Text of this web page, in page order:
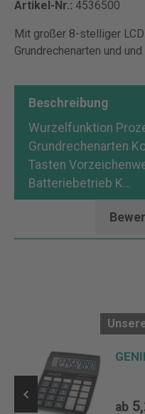
Artikel-Nr.: 4536500
Mit großer 8-stelliger
Grundrechenarten und
Beschreibung
Wurzelfunktion
Grundrechenarten
Tasten
Batteriebetrieb K…
ab